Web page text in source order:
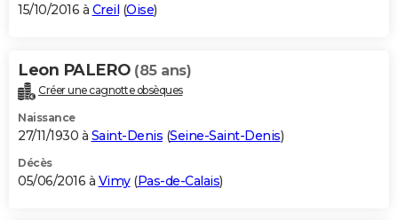
15/10/2016 à Creil (Oise)
Leon PALERO (85 ans)
Créer une cagnotte obsèques
Naissance
27/11/1930 à Saint-Denis (Seine-Saint-Denis)
Décès
05/06/2016 à Vimy(Pas-de-Calais)